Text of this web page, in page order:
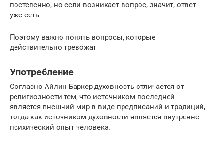
постепенно, но если возникает вопрос, значит, ответ
уже есть
Поэтому важно понять вопросы, которые
действительно тревожат
Употребление
Согласно Айлин Баркер духовность отличается от
религиозности тем, что источником последней
является внешний мир в виде предписаний и традиций,
тогда как источником духовности является внутренне
психический опыт человека.